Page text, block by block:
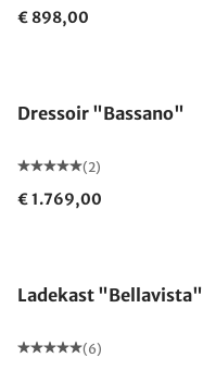
€ 898,00
Dressoir "Bassano"
(2)
€ 1.769,00
Ladekast "Bellavista"
(6)